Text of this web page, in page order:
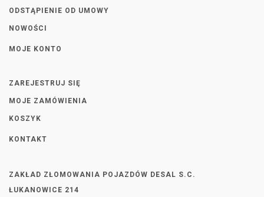
ODSTĄPIENIE OD UMOWY
NOWOŚCI
MOJE KONTO
ZAREJESTRUJ SIĘ
MOJE ZAMÓWIENIA
KOSZYK
KONTAKT
ZAKŁAD ZŁOMOWANIA POJAZDÓW DESAL S.C.
ŁUKANOWICE 214